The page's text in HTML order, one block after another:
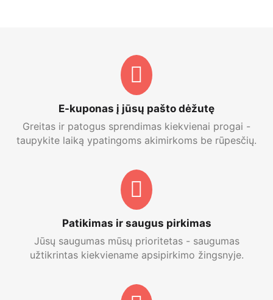
E-kuponas į jūsų pašto dėžutę
Greitas ir patogus sprendimas kiekvienai progai -
taupykite laiką ypatingoms akimirkoms be rūpesčių.
Patikimas ir saugus pirkimas
Jūsų saugumas mūsų prioritetas - saugumas
užtikrintas kiekviename apsipirkimo žingsnyje.